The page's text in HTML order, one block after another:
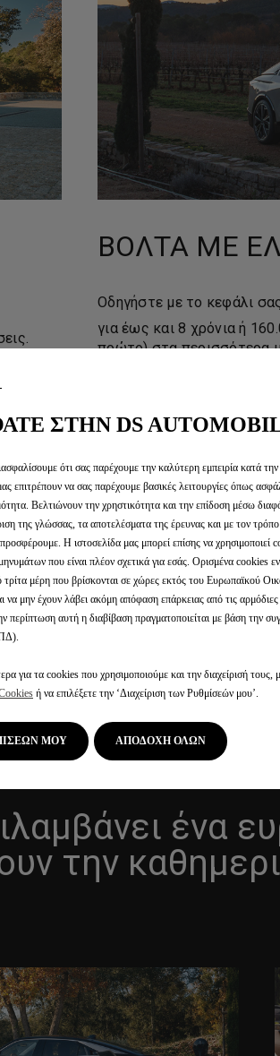
DS
ΒΌΛΤΑ ΜΕ
Οδηγήστε με το κεφάλι
για έως και 8 χρόνια ή
πρώτο) στα περισσότερα
το 70% της
πλήρως μεταβιβάσιμη
Μπορείτε να είστε
καλά με την πάροδο του
ΜΕ
ένα
την
ΣΤΗΝ DS
ότι σας παρέχουμε την καλύτερη εμπειρία κατά
επιτρέπουν να σας παρέχουμε βασικές λειτουργίες όπως
Βελτιώνουν την χρηστικότητα και την επίδοση μέσω
της γλώσσας, τα αποτελέσματα της έρευνας και με τον
Η ιστοσελίδα μας μπορεί επίσης να χρησιμοποιεί
που είναι πλέον σχετικά για εσάς. Ορισμένα cookies
τρίτα μέρη που βρίσκονται σε χώρες εκτός του Ευρωπαϊκού
μην έχουν λάβει ακόμη απόφαση επάρκειας από τις
περίπτωση αυτή η διαβίβαση πραγματοποιείται με βάση την
για τα cookies που χρησιμοποιούμε και την διαχείρισή τους,
ή να επιλέξετε την ‘Διαχείριση των Ρυθμίσεών μου’.
ΜΟΥ ΑΠΟΔΟΧΗ ΟΛΩΝ